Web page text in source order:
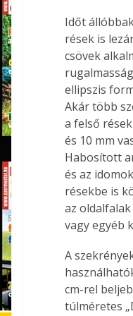
Időt
rések is
csövek
ellipszis
Akár több
a felső
és 10 mm
Habosított
és az
résekbe is
az
vagy egyéb
A
cm-rel
túlméretes